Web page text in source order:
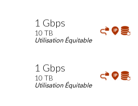
1 Gbps
10 TB
Utilisation Équitable
1 Gbps
10 TB
Utilisation Équitable